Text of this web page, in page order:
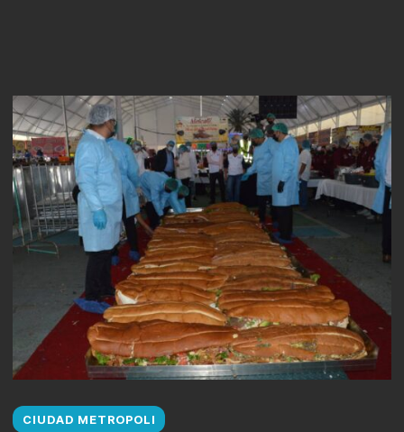
CIUDAD METROPOLI